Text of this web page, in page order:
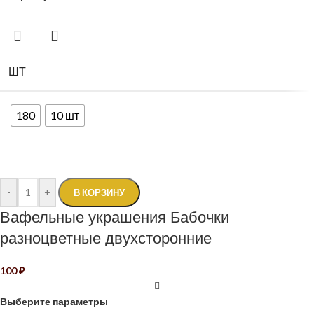
ШТ
180 10 шт
- + В КОРЗИНУ
Вафельные украшения Бабочки
разноцветные двухсторонние
100₽
Выберите параметры